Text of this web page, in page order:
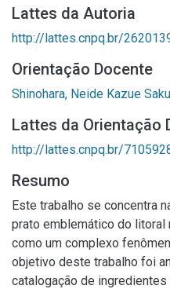
Lattes da Autoria
http://lattes.cnpq.br/
Orientação Docente
Shinohara, Neide Kazue
Lattes da Orientação
http://lattes.cnpq.br/
Resumo
Este trabalho se concentra
prato emblemático do litoral
como um complexo
objetivo deste trabalho foi
catalogação de